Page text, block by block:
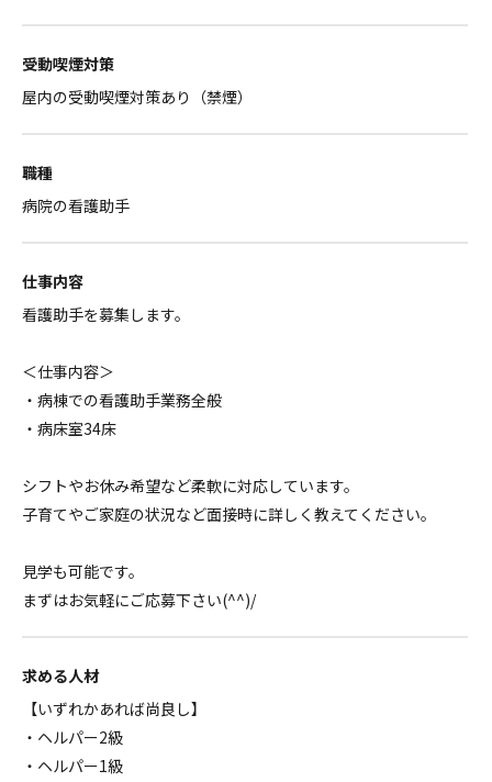
受動喫煙対策
屋内の受動喫煙対策あり（禁煙）
職種
病院の看護助手
仕事内容
看護助手を募集します。
＜仕事内容＞
・病棟での看護助手業務全般
・病床室34床
シフトやお休み希望など柔軟に対応しています。
子育てやご家庭の状況など面接時に詳しく教えてください。
見学も可能です。
まずはお気軽にご応募下さい(^^)/
求める人材
【いずれかあれば尚良し】
・ヘルパー2級
・ヘルパー1級